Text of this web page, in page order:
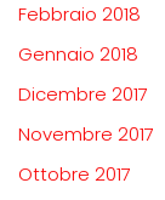
Febbraio 2018
Gennaio 2018
Dicembre 2017
Novembre 2017
Ottobre 2017